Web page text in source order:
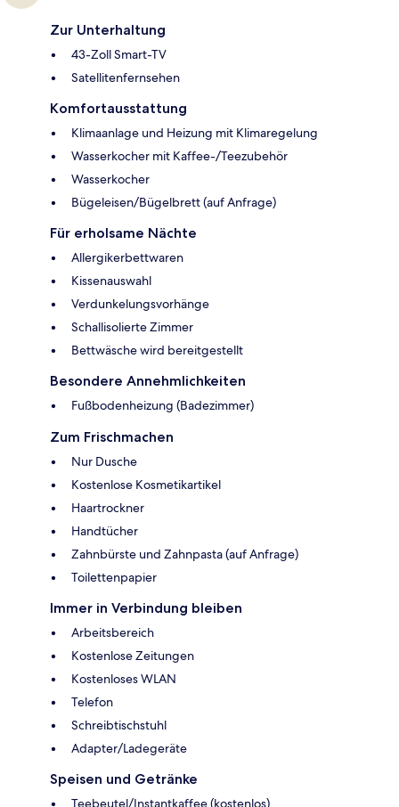
Zur Unterhaltung
43-Zoll Smart-TV
Satellitenfernsehen
Komfortausstattung
Klimaanlage und Heizung mit Klimaregelung
Wasserkocher mit Kaffee-/Teezubehör
Wasserkocher
Bügeleisen/Bügelbrett (auf Anfrage)
Für erholsame Nächte
Allergikerbettwaren
Kissenauswahl
Verdunkelungsvorhänge
Schallisolierte Zimmer
Bettwäsche wird bereitgestellt
Besondere Annehmlichkeiten
Fußbodenheizung (Badezimmer)
Zum Frischmachen
Nur Dusche
Kostenlose Kosmetikartikel
Haartrockner
Handtücher
Zahnbürste und Zahnpasta (auf Anfrage)
Toilettenpapier
Immer in Verbindung bleiben
Arbeitsbereich
Kostenlose Zeitungen
Kostenloses WLAN
Telefon
Schreibtischstuhl
Adapter/Ladegeräte
Speisen und Getränke
Teebeutel/Instantkaffee (kostenlos)